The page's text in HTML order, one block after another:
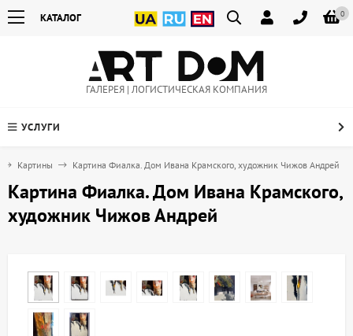
0
КАТАЛОГ
ГАЛЕРЕЯ | ЛОГИСТИЧЕСКАЯ КОМПАНИЯ
УСЛУГИ
Картины Картина Фиалка. Дом Ивана Крамского, художник Чижов Андрей
Картина Фиалка. Дом Ивана Крамского,
художник Чижов Андрей